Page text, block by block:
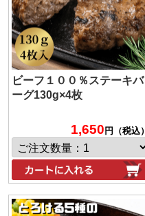
ビーフ１００％ステーキバ
ーグ130g×4枚
1,650円（税込）